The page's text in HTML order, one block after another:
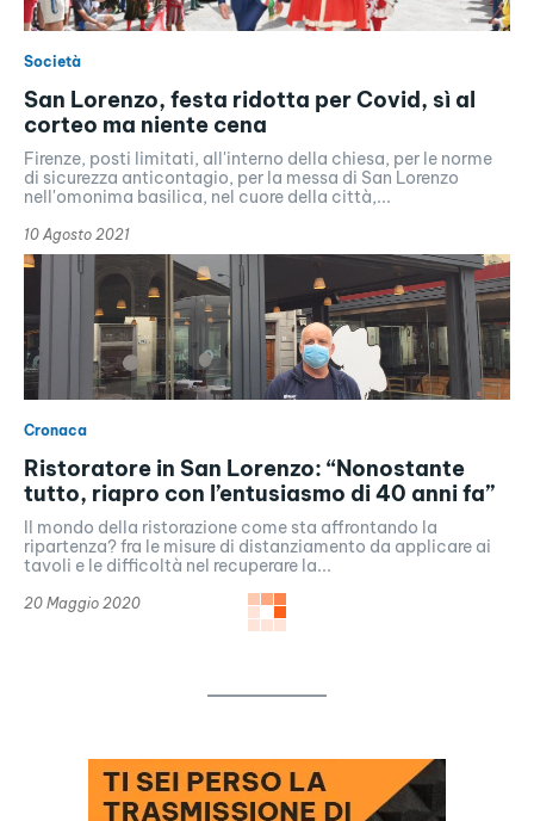
Società
San Lorenzo, festa ridotta per Covid, sì al
corteo ma niente cena
Firenze, posti limitati, all'interno della chiesa, per le norme
di sicurezza anticontagio, per la messa di San Lorenzo
nell'omonima basilica, nel cuore della città,...
10 Agosto 2021
Cronaca
Ristoratore in San Lorenzo: “Nonostante
tutto, riapro con l’entusiasmo di 40 anni fa”
Il mondo della ristorazione come sta affrontando la
ripartenza? fra le misure di distanziamento da applicare ai
tavoli e le difficoltà nel recuperare la...
20 Maggio 2020